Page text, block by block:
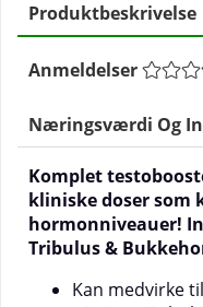
Produktbeskrivelse
Anmeldelser
Næringsværdi Og
Komplet
kliniske doser som
hormonniveauer!
Tribulus &
Kan medvirke